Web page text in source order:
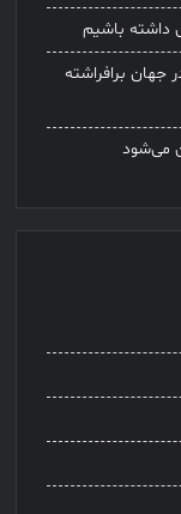
داشته باشیم
جهان برافراشته
می‌شود